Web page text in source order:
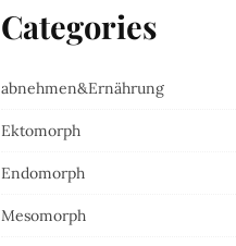
Categories
abnehmen&Ernährung
Ektomorph
Endomorph
Mesomorph